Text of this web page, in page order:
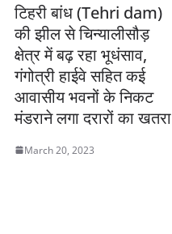
टिहरी बांध (Tehri dam)
की झील से चिन्यालीसौड़
क्षेत्र में बढ़ रहा भूधंसाव,
गंगोत्री हाईवे सहित कई
आवासीय भवनों के निकट
मंडराने लगा दरारों का खतरा
March 20, 2023